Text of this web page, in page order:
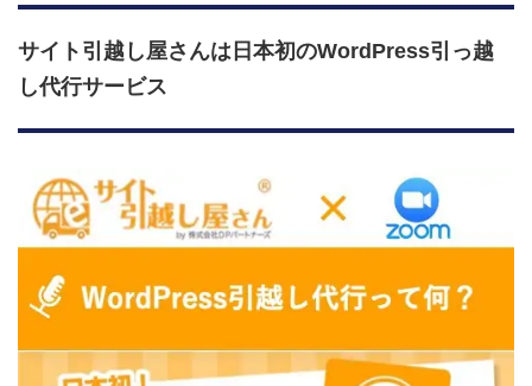
サイト引越し屋さんは日本初のWordPress引っ越
し代行サービス